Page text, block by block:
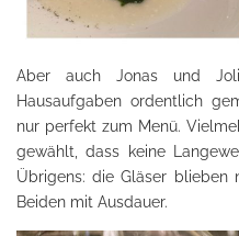
Aber auch Jonas und
Hausaufgaben ordentlich
nur perfekt zum Menü.
gewählt, dass keine
Übrigens: die Gläser
Beiden mit Ausdauer.